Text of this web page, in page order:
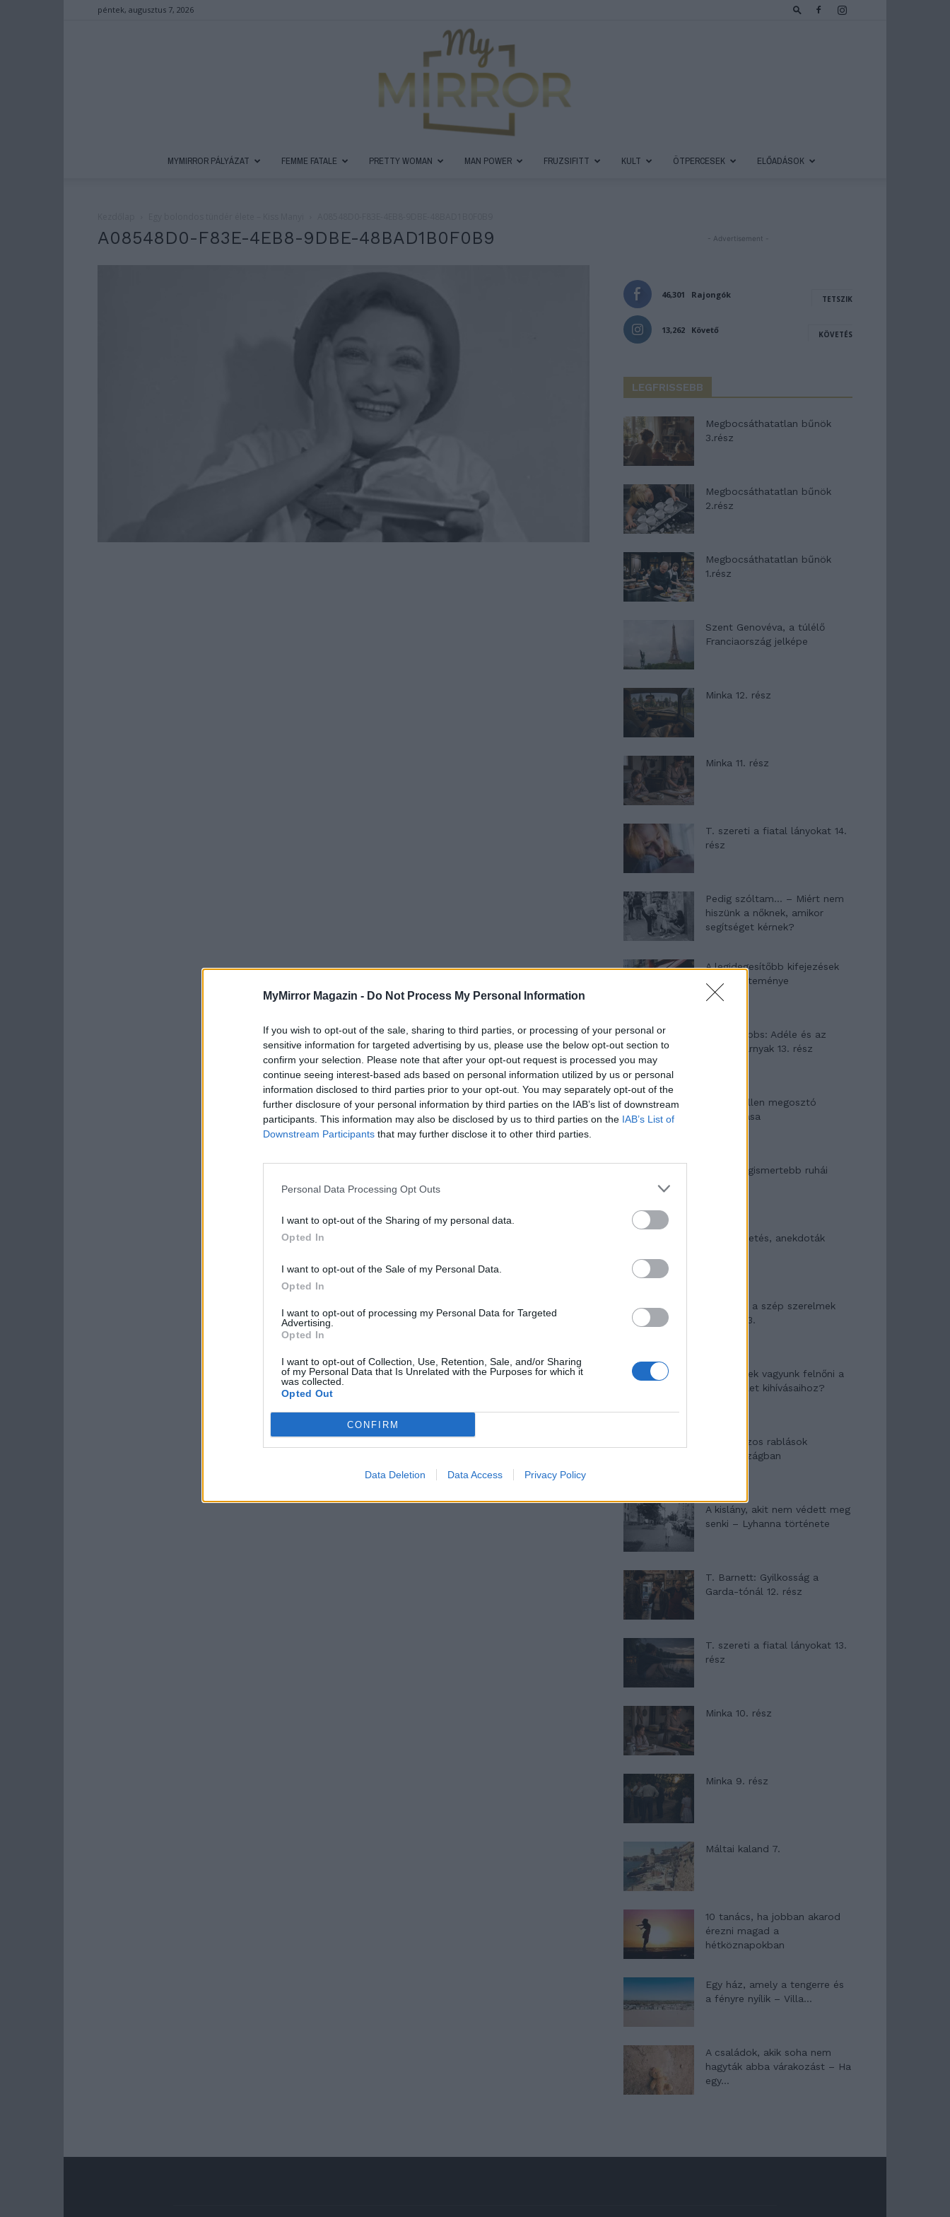
MyMirror Magazin - Do Not Process My Personal Information
If you wish to opt-out of the sale, sharing to third parties, or processing of your personal or
sensitive information for targeted advertising by us, please use the below opt-out section to
confirm your selection. Please note that after your opt-out request is processed you may
continue seeing interest-based ads based on personal information utilized by us or personal
information disclosed to third parties prior to your opt-out. You may separately opt-out of the
further disclosure of your personal information by third parties on the IAB’s list of downstream
participants. This information may also be disclosed by us to third parties on the IAB’s List of
Downstream Participants that may further disclose it to other third parties.
Personal Data Processing Opt Outs
I want to opt-out of the Sharing of my personal data.
Opted In
I want to opt-out of the Sale of my Personal Data.
Opted In
I want to opt-out of processing my Personal Data for Targeted
Advertising.
Opted In
I want to opt-out of Collection, Use, Retention, Sale, and/or Sharing
of my Personal Data that Is Unrelated with the Purposes for which it
was collected.
Opted Out
CONFIRM
Data Deletion Data Access Privacy Policy
péntek, augusztus 7, 2026
MYMIRROR PÁLYÁZAT FEMME FATALE PRETTY WOMAN MAN POWER FRUZSIFITT KULT ÖTPERCESEK ELŐADÁSOK
A08548D0-F83E-4EB8-9DBE-48BAD1B0F0B9 - Advertisement -
46,301 Rajongók TETSZIK
13,262 Követő KÖVETÉS
LEGFRISSEBB
Megbocsáthatatlan bűnök
3.rész
Megbocsáthatatlan bűnök
2.rész
Megbocsáthatatlan bűnök
1.rész
Szent Genovéva, a túlélő
Franciaország jelképe
Minka 12. rész
Minka 11. rész
T. szereti a fiatal lányokat 14.
rész
Pedig szóltam… – Miért nem
hiszünk a nőknek, amikor
segítséget kérnek?
A legidegesítőbb kifejezések
laza gyűjteménye
Elyna Robbs: Adéle és az
örökölt árnyak 13. rész
Woody Allen megosztó
zsenialitása
A világ legismertebb ruhái
Nyár, nevetés, anekdoták
Panna és a szép szerelmek
mítosza 3.
Képtelenek vagyunk felnőni a
felnőtt élet kihívásaihoz?
Altatógázos rablások
Olaszországban
A kislány, akit nem védett meg
senki – Lyhanna története
T. Barnett: Gyilkosság a
Garda-tónál 12. rész
T. szereti a fiatal lányokat 13.
rész
Minka 10. rész
Minka 9. rész
Máltai kaland 7.
10 tanács, ha jobban akarod
érezni magad a
hétköznapokban
Egy ház, amely a tengerre és
a fényre nyílik – Villa...
A családok, akik soha nem
hagyták abba várakozást – Ha
egy...